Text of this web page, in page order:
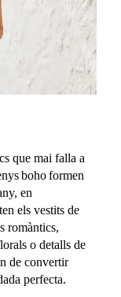
que mai falla a
boho formen
en
els vestits de
romàntics,
o detalls de
de convertir
perfecta.